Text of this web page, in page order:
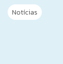
Notícias